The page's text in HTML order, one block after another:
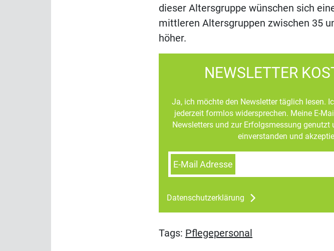
dieser Altersgruppe wünschen sich
mittleren Altersgruppen zwischen 35
höher.
NEWSLETTER
Ja, ich möchte den Newsletter täglich lesen.
jederzeit formlos widersprechen. Meine E-
Newsletters und zur Erfolgsmessung
einverstanden und
E-Mail Adresse
Datenschutzerklärung
Tags: Pflegepersonal